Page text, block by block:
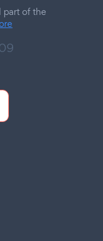
part of the